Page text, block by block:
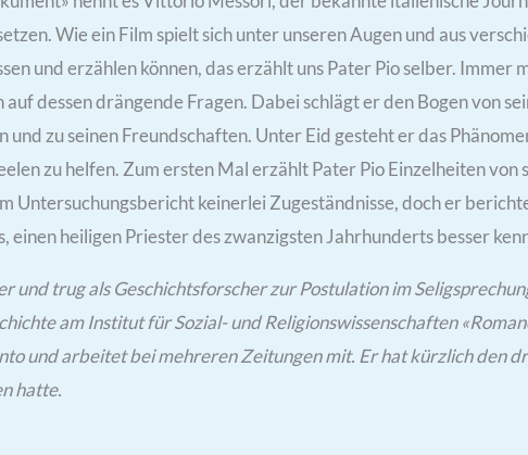
Wie ein Film spielt sich unter unseren Augen und aus
und erzählen können, das erzählt uns Pater Pio selber. Immer
dessen drängende Fragen. Dabei schlägt er den Bogen von
und zu seinen Freundschaften. Unter Eid gesteht er das
zu helfen. Zum ersten Mal erzählt Pater Pio Einzelheiten von
Untersuchungsbericht keinerlei Zugeständnisse, doch er
einen heiligen Priester des zwanzigsten Jahrhunderts besser
und trug als Geschichtsforscher zur Postulation im
am Institut für Sozial- und Religionswissenschaften
und arbeitet bei mehreren Zeitungen mit. Er hat kürzlich
hatte.